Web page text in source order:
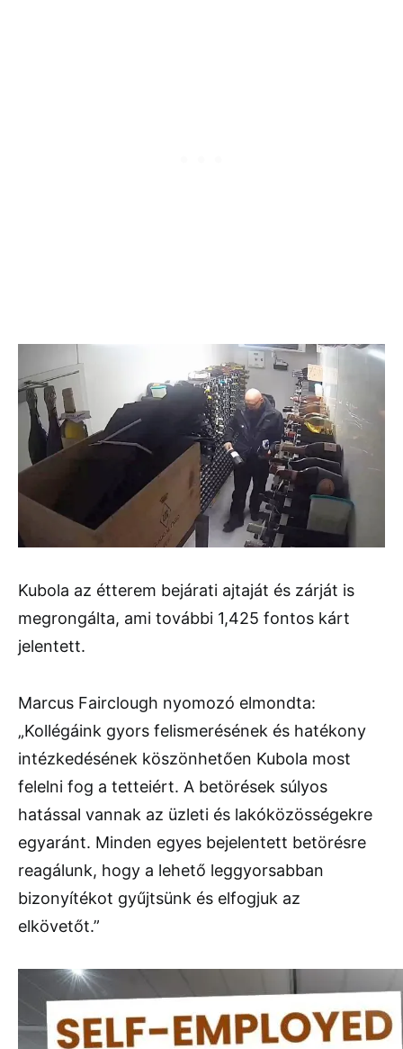
Kubola az étterem bejárati ajtaját és zárját is
megrongálta, ami további 1,425 fontos kárt
jelentett.
Marcus Fairclough nyomozó elmondta:
„Kollégáink gyors felismerésének és hatékony
intézkedésének köszönhetően Kubola most
felelni fog a tetteiért. A betörések súlyos
hatással vannak az üzleti és lakóközösségekre
egyaránt. Minden egyes bejelentett betörésre
reagálunk, hogy a lehető leggyorsabban
bizonyítékot gyűjtsünk és elfogjuk az
elkövetőt.”